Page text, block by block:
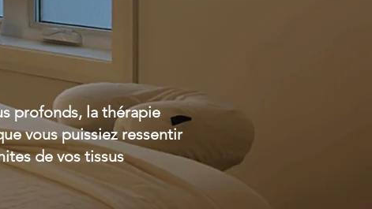
profonds, la thérapie
vous puissiez ressentir
de vos tissus